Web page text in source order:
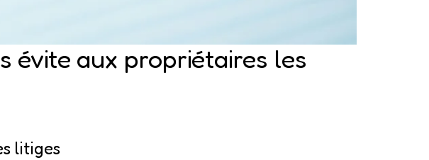
évite aux propriétaires les
litiges